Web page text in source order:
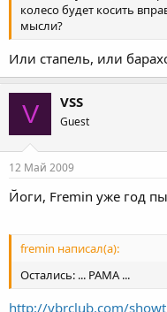
колесо будет косить
мысли?
Или стапель, или
V VSS
Guest
12 Май 2009
Йоги, Fremin уже год
fremin написал(а):
Остались: ... РАМА ...
http://ybrclub.com/